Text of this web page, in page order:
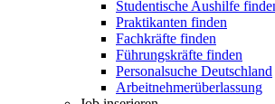
Studentische Aushilfe
Praktikanten finden
Fachkräfte finden
Führungskräfte finden
Personalsuche Deutschland
Arbeitnehmerüberlassung